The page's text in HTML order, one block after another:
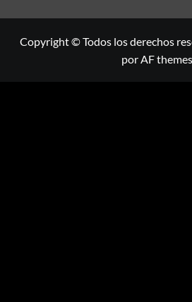
Copyright © Todos los derechos
por AF